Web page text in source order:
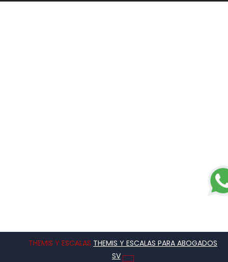
THEMIS Y ESCALAS THEMIS Y ESCALAS PARA ABOGADOS
SV